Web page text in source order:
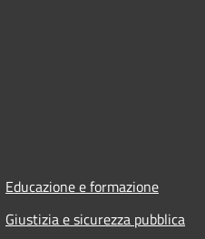
Educazione e formazione
Giustizia e sicurezza pubblica